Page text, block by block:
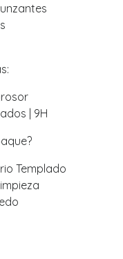
| 9H
Templado